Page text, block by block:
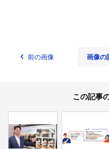
前の画像 画像の
この記事